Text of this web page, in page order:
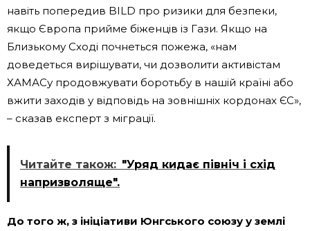
навіть попередив BILD про ризики для безпеки,
якщо Європа прийме біженців із Гази. Якщо на
Близькому Сході почнеться пожежа, «нам
доведеться вирішувати, чи дозволити активістам
ХАМАСу продовжувати боротьбу в нашій країні або
вжити заходів у відповідь на зовнішніх кордонах ЄС»,
– сказав експерт з міграції.
Читайте також: "Уряд кидає північ і схід
напризволяще".
До того ж, з ініціативи Юнгського союзу у землі